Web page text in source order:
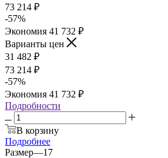
73 214 ₽
-57%
Экономия 41 732 ₽
Варианты цен
31 482 ₽
73 214 ₽
-57%
Экономия 41 732 ₽
Подробности
В корзину
Подробнее
Размер—17